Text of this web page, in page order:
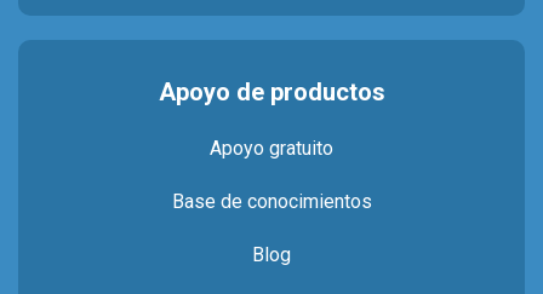
Apoyo de productos
Apoyo gratuito
Base de conocimientos
Blog